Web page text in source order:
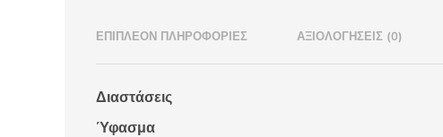
ΕΠΙΠΛΈΟΝ ΠΛΗΡΟΦΟΡΊΕΣ ΑΞΙΟΛΟΓΉΣΕΙΣ (0)
Διαστάσεις
Ύφασμα